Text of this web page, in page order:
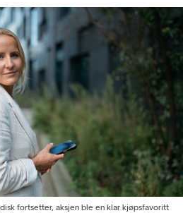
fortsetter, aksjen ble en klar kjøpsfavoritt